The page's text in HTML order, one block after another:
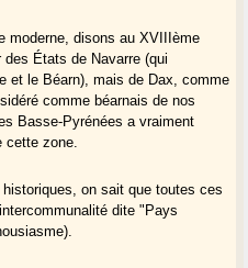
moderne, disons au XVIIIème
États de Navarre (qui
et le Béarn), mais de Dax, comme
comme béarnais de nos
Basse-Pyrénées a vraiment
cette zone.
on sait que toutes ces
dite "Pays